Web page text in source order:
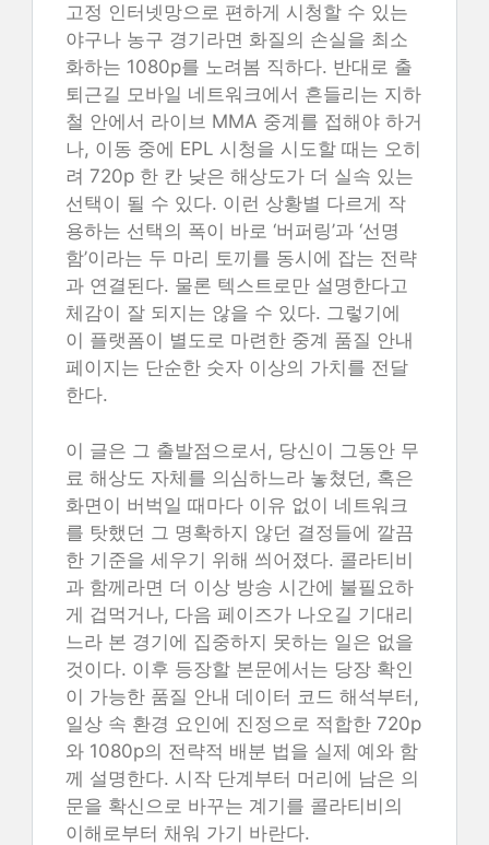
고정 인터넷망으로 편하게 시청할 수 있는
야구나 농구 경기라면 화질의 손실을 최소
화하는 1080p를 노려봄 직하다. 반대로 출
퇴근길 모바일 네트워크에서 흔들리는 지하
철 안에서 라이브 MMA 중계를 접해야 하거
나, 이동 중에 EPL 시청을 시도할 때는 오히
려 720p 한 칸 낮은 해상도가 더 실속 있는
선택이 될 수 있다. 이런 상황별 다르게 작
용하는 선택의 폭이 바로 ‘버퍼링’과 ‘선명
함’이라는 두 마리 토끼를 동시에 잡는 전략
과 연결된다. 물론 텍스트로만 설명한다고
체감이 잘 되지는 않을 수 있다. 그렇기에
이 플랫폼이 별도로 마련한 중계 품질 안내
페이지는 단순한 숫자 이상의 가치를 전달
한다.
이 글은 그 출발점으로서, 당신이 그동안 무
료 해상도 자체를 의심하느라 놓쳤던, 혹은
화면이 버벅일 때마다 이유 없이 네트워크
를 탓했던 그 명확하지 않던 결정들에 깔끔
한 기준을 세우기 위해 씌어졌다. 콜라티비
과 함께라면 더 이상 방송 시간에 불필요하
게 겁먹거나, 다음 페이즈가 나오길 기대리
느라 본 경기에 집중하지 못하는 일은 없을
것이다. 이후 등장할 본문에서는 당장 확인
이 가능한 품질 안내 데이터 코드 해석부터,
일상 속 환경 요인에 진정으로 적합한 720p
와 1080p의 전략적 배분 법을 실제 예와 함
께 설명한다. 시작 단계부터 머리에 남은 의
문을 확신으로 바꾸는 계기를 콜라티비의
이해로부터 채워 가기 바란다.